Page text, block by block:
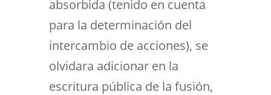
absorbida (tenido en cuenta
para la determinación del
intercambio de acciones), se
olvidara adicionar en la
escritura pública de la fusión,